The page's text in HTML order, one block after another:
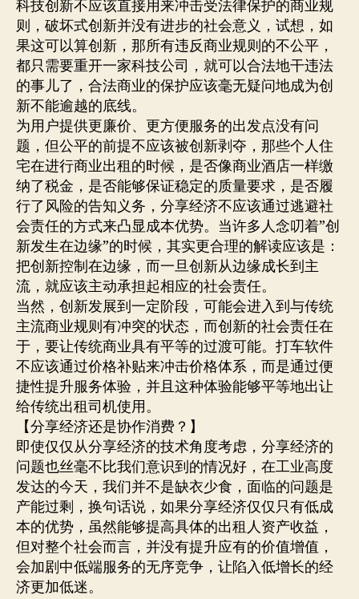
科技创新不应该直接用来冲击受法律保护的商业规
则，破坏式创新并没有进步的社会意义，试想，如
果这可以算创新，那所有违反商业规则的不公平，
都只需要重开一家科技公司，就可以合法地干违法
的事儿了，合法商业的保护应该毫无疑问地成为创
新不能逾越的底线。
为用户提供更廉价、更方便服务的出发点没有问
题，但公平的前提不应该被创新剥夺，那些个人住
宅在进行商业出租的时候，是否像商业酒店一样缴
纳了税金，是否能够保证稳定的质量要求，是否履
行了风险的告知义务，分享经济不应该通过逃避社
会责任的方式来凸显成本优势。当许多人念叨着”创
新发生在边缘”的时候，其实更合理的解读应该是：
把创新控制在边缘，而一旦创新从边缘成长到主
流，就应该主动承担起相应的社会责任。
当然，创新发展到一定阶段，可能会进入到与传统
主流商业规则有冲突的状态，而创新的社会责任在
于，要让传统商业具有平等的过渡可能。打车软件
不应该通过价格补贴来冲击价格体系，而是通过便
捷性提升服务体验，并且这种体验能够平等地出让
给传统出租司机使用。
【分享经济还是协作消费？】
即使仅仅从分享经济的技术角度考虑，分享经济的
问题也丝毫不比我们意识到的情况好，在工业高度
发达的今天，我们并不是缺衣少食，面临的问题是
产能过剩，换句话说，如果分享经济仅仅只有低成
本的优势，虽然能够提高具体的出租人资产收益，
但对整个社会而言，并没有提升应有的价值增值，
会加剧中低端服务的无序竞争，让陷入低增长的经
济更加低迷。